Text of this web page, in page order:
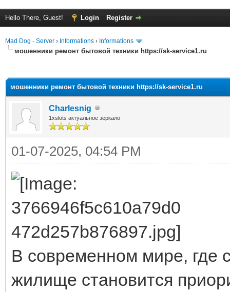
Hello There, Guest! Login Register
Mad Dog - Server › Informations › Informations
мошенники ремонт бытовой техники https://sk-service1.ru
мошенники ремонт бытовой техники https://sk-service1.ru
Charlesnig
1xslots актуальное зеркало
01-07-2025, 04:54 PM
В современном мире, где
жилище становится